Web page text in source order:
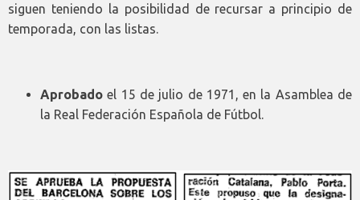
siguen teniendo la posibilidad de recursar a principio de
temporada, con las listas.
Aprobadoel 15 de julio de 1971, en la Asamblea de
la Real Federación Española de Fútbol.